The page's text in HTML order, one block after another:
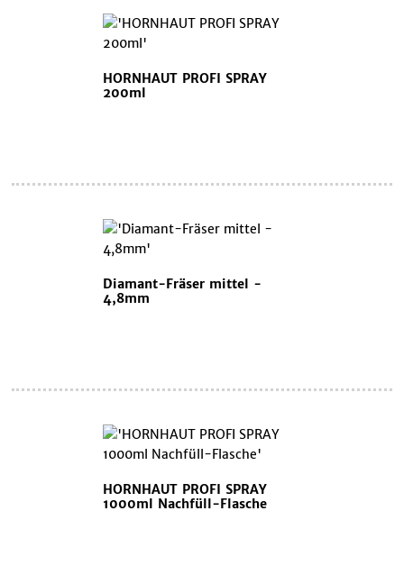
HORNHAUT PROFI SPRAY
200ml
Diamant-Fräser mittel -
4,8mm
HORNHAUT PROFI SPRAY
1000ml Nachfüll-Flasche